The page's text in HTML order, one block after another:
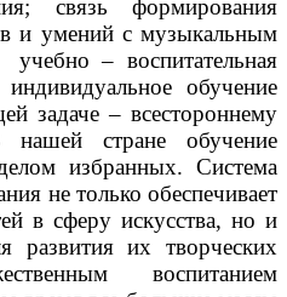
связь формирования
и умений с музыкальным
– воспитательная
обучение
задаче – всестороннему
стране обучение
избранных. Система
не только обеспечивает
в сферу искусства, но и
развития их творческих
воспитанием